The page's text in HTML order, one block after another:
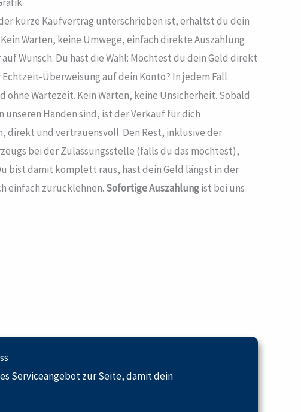
kurze Kaufvertrag unterschrieben ist, erhältst du dein
Warten, keine Umwege, einfach direkte Auszahlung
Wunsch. Du hast die Wahl: Möchtest du dein Geld direkt
Überweisung auf dein Konto? In jedem Fall
ohne Wartezeit. Kein Warten, keine Unsicherheit. Sobald
unseren Händen sind, ist der Verkauf für dich
direkt und vertrauensvoll. Den Rest, inklusive der
bei der Zulassungsstelle (falls du das möchtest),
bist damit komplett raus, hast dein Geld längst in der
einfach zurücklehnen. Sofortige Auszahlungist bei uns
Serviceangebot zur Seite, damit dein